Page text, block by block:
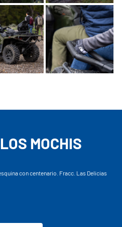
MOCHIS
con centenario. Fracc. Las Delicias